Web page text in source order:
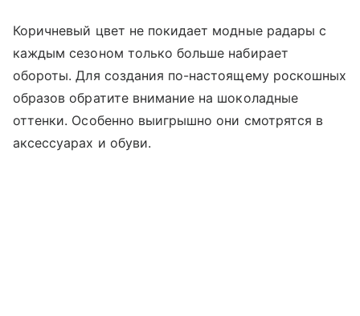
Коричневый цвет не покидает модные радары с
каждым сезоном только больше набирает
обороты. Для создания по-настоящему роскошных
образов обратите внимание на шоколадные
оттенки. Особенно выигрышно они смотрятся в
аксессуарах и обуви.